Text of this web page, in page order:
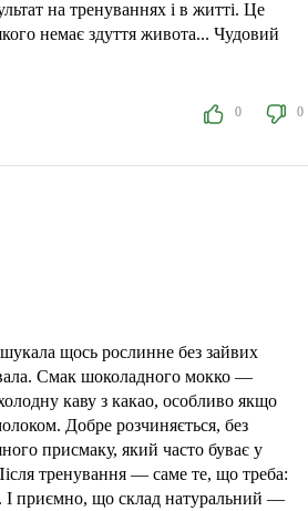
на тренуваннях і в житті. Це
немає здуття живота... Чудовий
0 0
щось рослинне без зайвих
Смак шоколадного мокко —
каву з какао, особливо якщо
Добре розчиняється, без
присмаку, який часто буває у
тренування — саме те, що треба:
І приємно, що склад натуральний —